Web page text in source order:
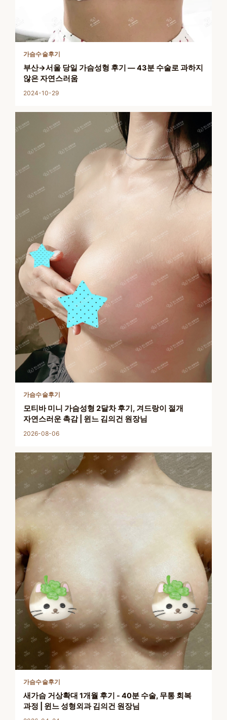
가슴수술후기
부산→서울 당일 가슴성형 후기 — 43분 수술로 과하지
않은 자연스러움
2024-10-29
가슴수술후기
모티바 미니 가슴성형 2달차 후기, 겨드랑이 절개
자연스러운 촉감 | 윈느 김의건 원장님
2026-08-06
가슴수술후기
새가슴 거상확대 1개월 후기 - 40분 수술, 무통 회복
과정 | 윈느 성형외과 김의건 원장님